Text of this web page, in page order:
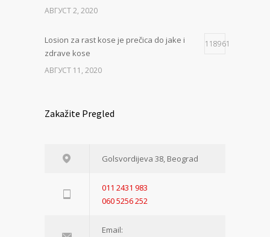
АВГУСТ 2, 2020
Losion za rast kose je prečica do jake i
zdrave kose
118961
АВГУСТ 11, 2020
Zakažite Pregled
Golsvordijeva 38, Beograd
011 2431 983
060 5256 252
Email: